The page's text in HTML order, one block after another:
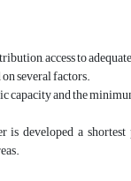
access to
several factors.
and the
developed a